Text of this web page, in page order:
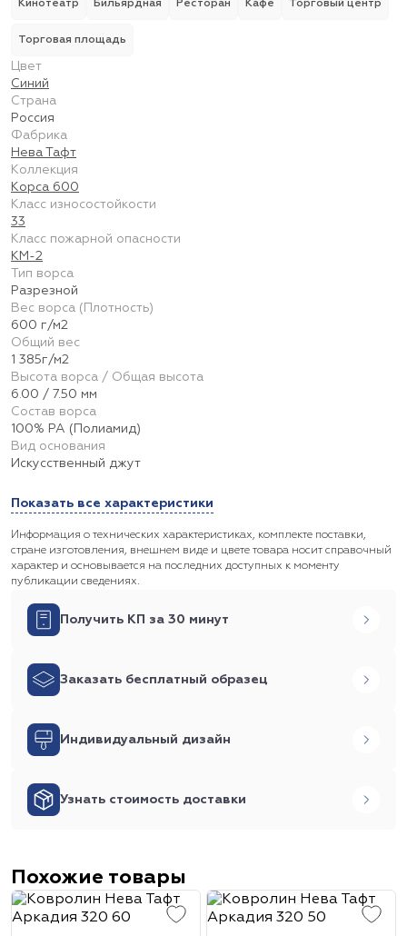
Кинотеатр Бильярдная Ресторан Кафе Торговый центр
Торговая площадь
Цвет
Синий
Страна
Россия
Фабрика
Нева Тафт
Коллекция
Корса 600
Класс износостойкости
33
Класс пожарной опасности
КМ-2
Тип ворса
Разрезной
Вес ворса (Плотность)
600 г/м2
Общий вес
1 385г/м2
Высота ворса / Общая высота
6.00 / 7.50 мм
Состав ворса
100% PA (Полиамид)
Вид основания
Искусственный джут
Показать все характеристики
Информация о технических характеристиках, комплекте поставки,
стране изготовления, внешнем виде и цвете товара носит справочный
характер и основывается на последних доступных к моменту
публикации сведениях.
Получить КП за 30 минут
Заказать бесплатный образец
Индивидуальный дизайн
Узнать стоимость доставки
Похожие товары